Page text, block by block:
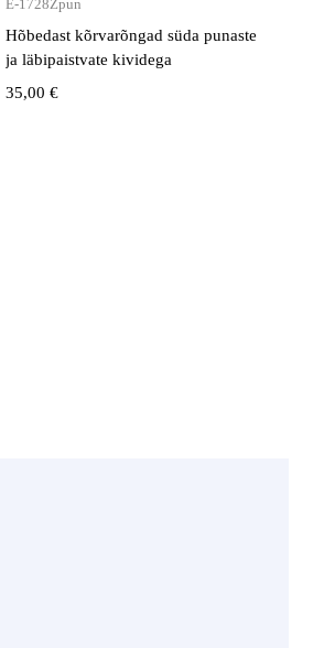
E-1728Zpun
Hõbedast kõrvarõngad süda punaste
ja läbipaistvate kividega
35,00 €